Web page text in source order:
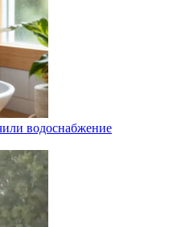
водоснабжение